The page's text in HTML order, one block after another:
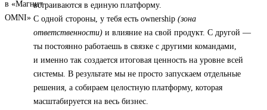
встраиваются в единую платформу.
С одной стороны, у тебя есть ownership (зона
ответственности) и влияние на свой продукт. С другой —
ты постоянно работаешь в связке с другими командами,
и именно так создается итоговая ценность на уровне всей
системы. В результате мы не просто запускаем отдельные
решения, а собираем целостную платформу, которая
масштабируется на весь бизнес.